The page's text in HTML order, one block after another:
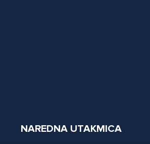
NAREDNA UTAKMICA